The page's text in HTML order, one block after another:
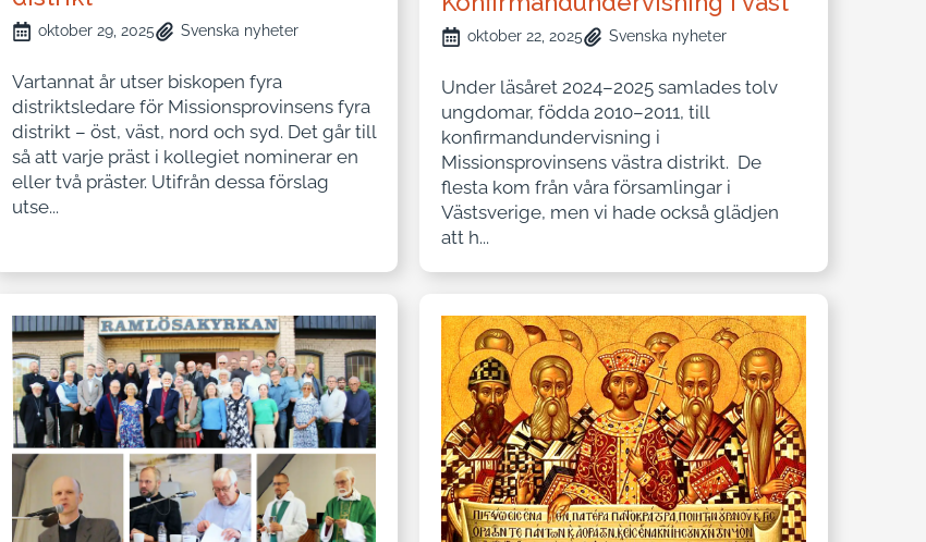
oktober 29, 2025 Svenska nyheter
Vartannat år utser biskopen fyra
distriktsledare för Missionsprovinsens fyra
distrikt – öst, väst, nord och syd. Det går till
så att varje präst i kollegiet nominerar en
eller två präster. Utifrån dessa förslag
utse...
oktober 22, 2025 Svenska nyheter
Under läsåret 2024–2025 samlades tolv
ungdomar, födda 2010–2011, till
konfirmandundervisning i
Missionsprovinsens västra distrikt. De
flesta kom från våra församlingar i
Västsverige, men vi hade också glädjen
att h...